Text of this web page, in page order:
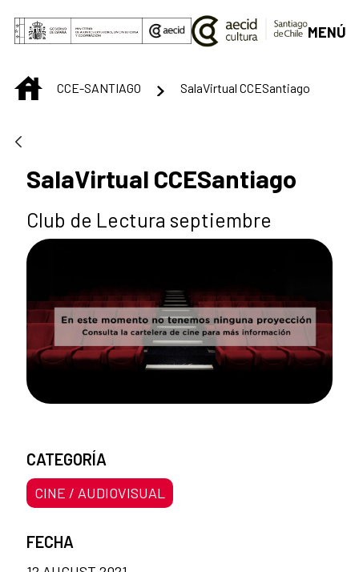
Skip to Main Content
MENÚ
INICIOCCE-SANTIAGO SalaVirtual CCESantiago
SalaVirtual CCESantiago
Club de Lectura septiembre
CATEGORÍA
CINE / AUDIOVISUAL
FECHA